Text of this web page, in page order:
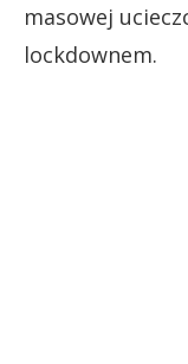
masowej
lockdownem.